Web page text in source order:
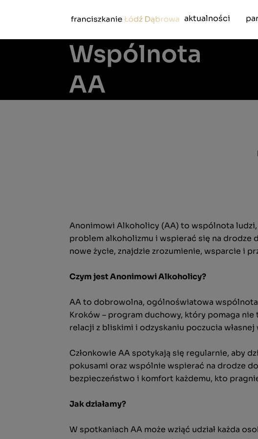
aktualności
Wspólnota
AA
Anonimowi Alkoholicy (AA) to wspólnota
problem alkoholizmu i wspierać się na drodze
nowe życie, znajdzie zrozumienie, wsparcie i
Czym jest Anonimowi Alkoholicy?
AA to dobrowolna, ogólnoświatowa wspólnota
Kroków – program duchowy, który pomaga
relacji z bliskimi i odzyskaniu poczucia
Członkowie AA spotykają się regularnie, aby
pokusami oraz wspólnie wspierać na drodze
bezpieczeństwo i komfort każdemu, kto
Jak działamy?
W spotkaniach AA może wziąć udział każda